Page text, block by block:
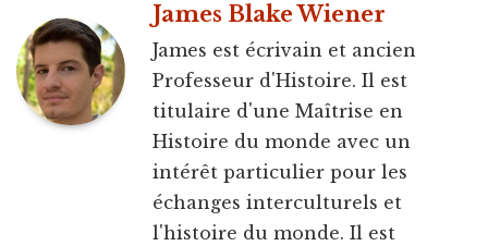
James Blake Wiener
James est écrivain et ancien
Professeur d'Histoire. Il est
titulaire d'une Maîtrise en
Histoire du monde avec un
intérêt particulier pour les
échanges interculturels et
l'histoire du monde. Il est